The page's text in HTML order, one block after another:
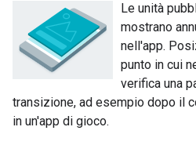
Le unità
mostrano
nell'app.
punto in cui
verifica una
transizione, ad esempio dopo il
in un'app di gioco.